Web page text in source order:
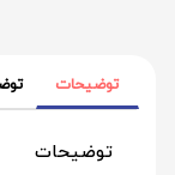
توضیحات
توضیحات